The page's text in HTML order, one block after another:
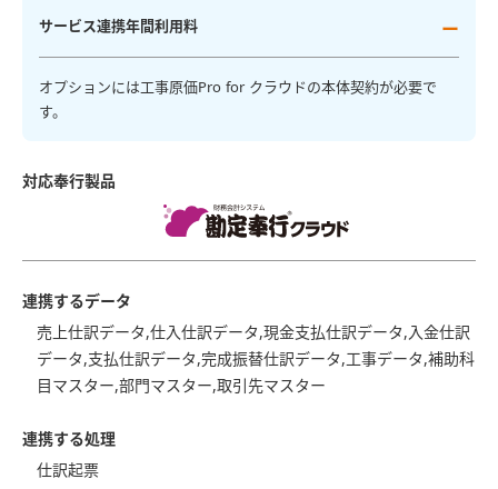
サービス連携年間利用料 ー
オプションには工事原価Pro for クラウドの本体契約が必要で
す。
対応奉行製品
連携するデータ
売上仕訳データ,仕入仕訳データ,現金支払仕訳データ,入金仕訳
データ,支払仕訳データ,完成振替仕訳データ,工事データ,補助科
目マスター,部門マスター,取引先マスター
連携する処理
仕訳起票